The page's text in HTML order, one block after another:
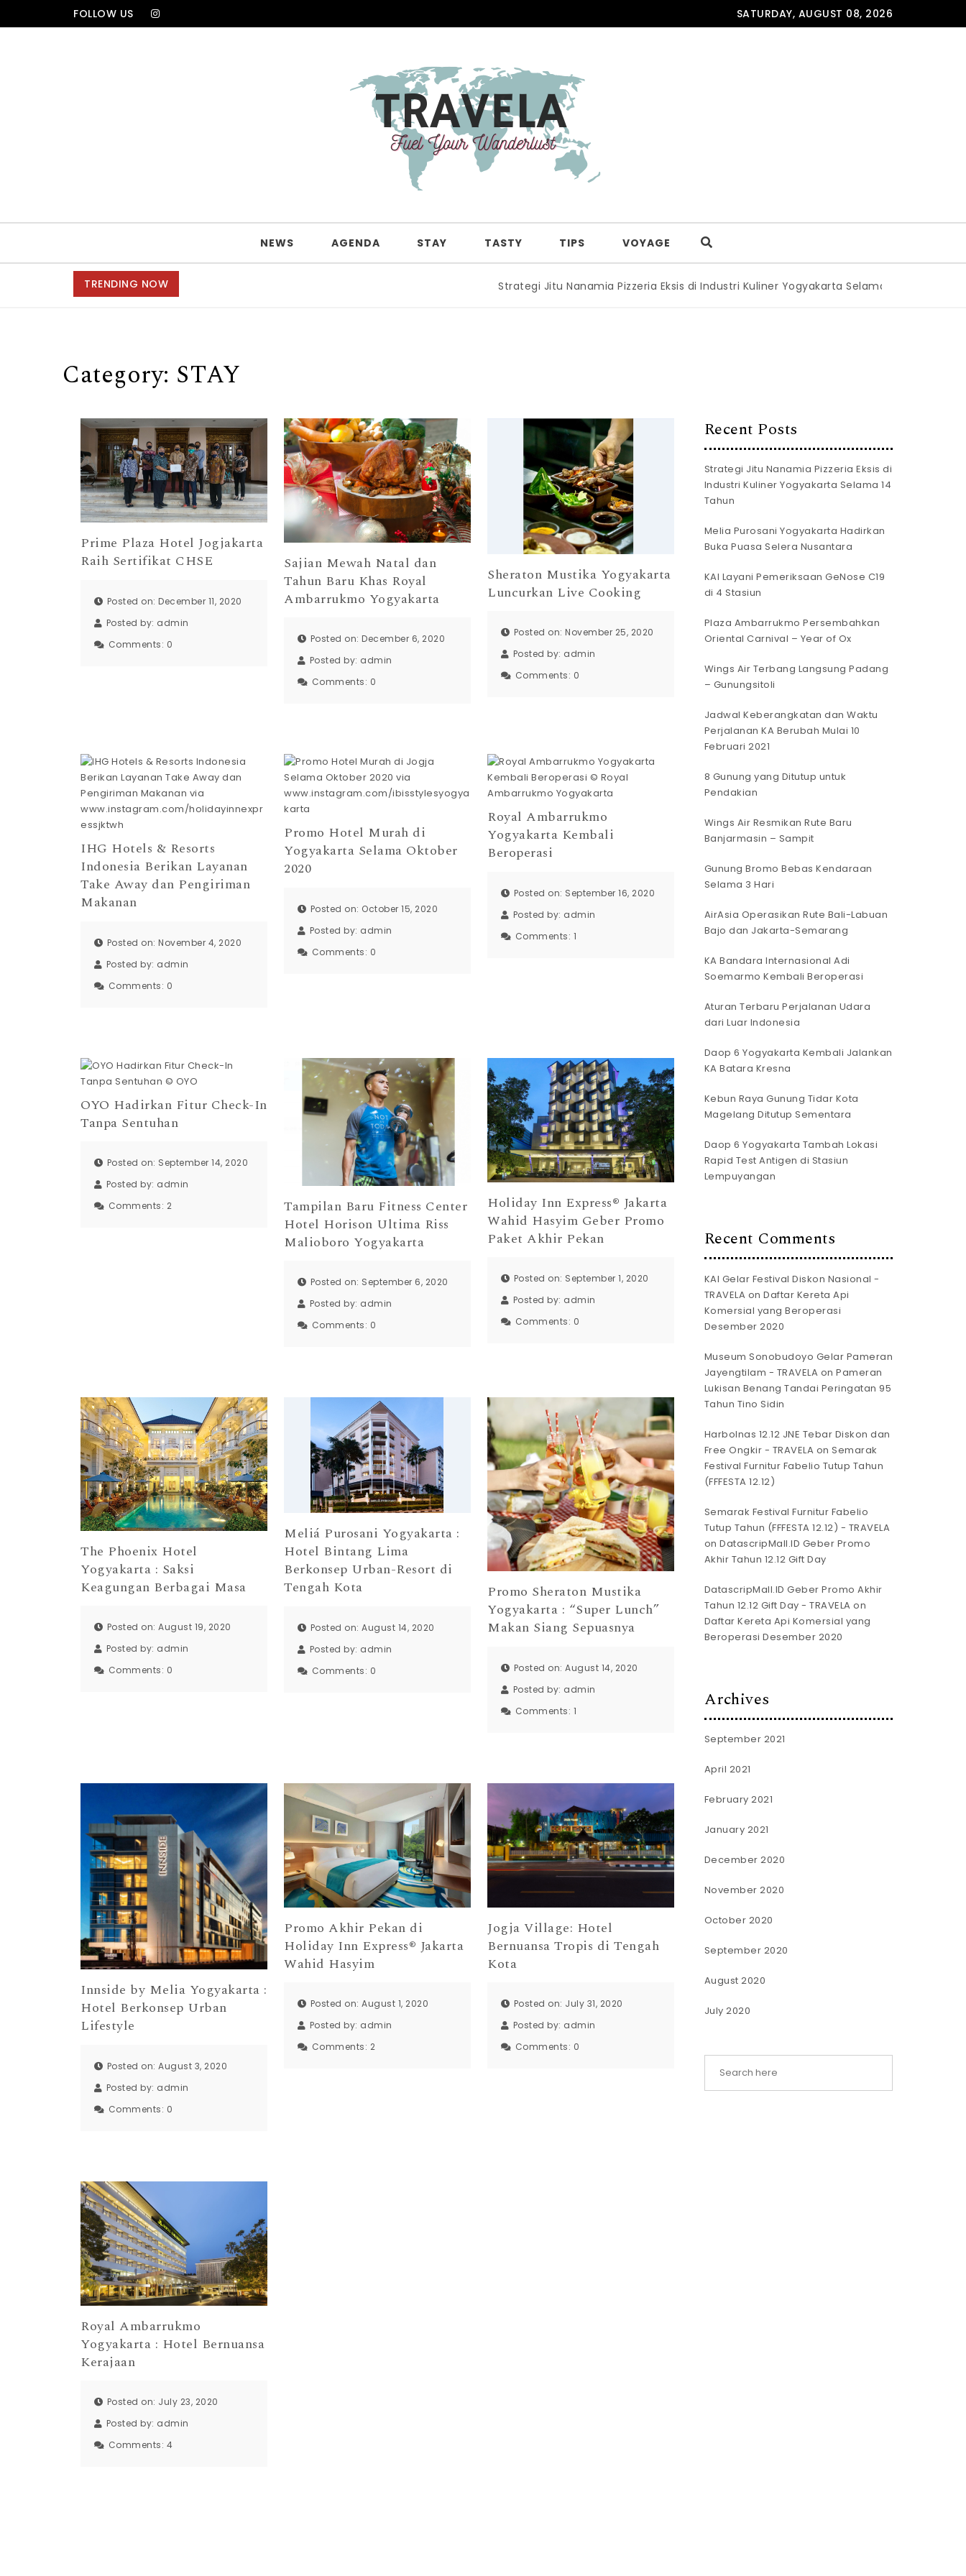
Skip to contentFOLLOW US SATURDAY, AUGUST 08, 2026
NEWS AGENDA STAY TASTY TIPS VOYAGE
TRENDING NOW Strategi Jitu Nanamia Pizzeria Eksis di Industri Kuliner Yogyakarta Selama 14 Tahun
Category: STAY
Prime Plaza Hotel Jogjakarta
Raih Sertifikat CHSE
Posted on: December 11, 2020
Posted by: admin
Comments: 0
Sajian Mewah Natal dan
Tahun Baru Khas Royal
Ambarrukmo Yogyakarta
Posted on: December 6, 2020
Posted by: admin
Comments: 0
Sheraton Mustika Yogyakarta
Luncurkan Live Cooking
Posted on: November 25, 2020
Posted by: admin
Comments: 0
IHG Hotels & Resorts
Indonesia Berikan Layanan
Take Away dan Pengiriman
Makanan
Posted on: November 4, 2020
Posted by: admin
Comments: 0
Promo Hotel Murah di
Yogyakarta Selama Oktober
2020
Posted on: October 15, 2020
Posted by: admin
Comments: 0
Royal Ambarrukmo
Yogyakarta Kembali
Beroperasi
Posted on: September 16, 2020
Posted by: admin
Comments: 1
OYO Hadirkan Fitur Check-In
Tanpa Sentuhan
Posted on: September 14, 2020
Posted by: admin
Comments: 2
Tampilan Baru Fitness Center
Hotel Horison Ultima Riss
Malioboro Yogyakarta
Posted on: September 6, 2020
Posted by: admin
Comments: 0
Holiday Inn Express® Jakarta
Wahid Hasyim Geber Promo
Paket Akhir Pekan
Posted on: September 1, 2020
Posted by: admin
Comments: 0
The Phoenix Hotel
Yogyakarta : Saksi
Keagungan Berbagai Masa
Posted on: August 19, 2020
Posted by: admin
Comments: 0
Meliá Purosani Yogyakarta :
Hotel Bintang Lima
Berkonsep Urban-Resort di
Tengah Kota
Posted on: August 14, 2020
Posted by: admin
Comments: 0
Promo Sheraton Mustika
Yogyakarta : “Super Lunch”
Makan Siang Sepuasnya
Posted on: August 14, 2020
Posted by: admin
Comments: 1
Innside by Melia Yogyakarta :
Hotel Berkonsep Urban
Lifestyle
Posted on: August 3, 2020
Posted by: admin
Comments: 0
Promo Akhir Pekan di
Holiday Inn Express® Jakarta
Wahid Hasyim
Posted on: August 1, 2020
Posted by: admin
Comments: 2
Jogja Village: Hotel
Bernuansa Tropis di Tengah
Kota
Posted on: July 31, 2020
Posted by: admin
Comments: 0
Royal Ambarrukmo
Yogyakarta : Hotel Bernuansa
Kerajaan
Posted on: July 23, 2020
Posted by: admin
Comments: 4
Recent Posts
Strategi Jitu Nanamia Pizzeria Eksis di
Industri Kuliner Yogyakarta Selama 14
Tahun
Melia Purosani Yogyakarta Hadirkan
Buka Puasa Selera Nusantara
KAI Layani Pemeriksaan GeNose C19
di 4 Stasiun
Plaza Ambarrukmo Persembahkan
Oriental Carnival – Year of Ox
Wings Air Terbang Langsung Padang
– Gunungsitoli
Jadwal Keberangkatan dan Waktu
Perjalanan KA Berubah Mulai 10
Februari 2021
8 Gunung yang Ditutup untuk
Pendakian
Wings Air Resmikan Rute Baru
Banjarmasin – Sampit
Gunung Bromo Bebas Kendaraan
Selama 3 Hari
AirAsia Operasikan Rute Bali-Labuan
Bajo dan Jakarta-Semarang
KA Bandara Internasional Adi
Soemarmo Kembali Beroperasi
Aturan Terbaru Perjalanan Udara
dari Luar Indonesia
Daop 6 Yogyakarta Kembali Jalankan
KA Batara Kresna
Kebun Raya Gunung Tidar Kota
Magelang Ditutup Sementara
Daop 6 Yogyakarta Tambah Lokasi
Rapid Test Antigen di Stasiun
Lempuyangan
Recent Comments
KAI Gelar Festival Diskon Nasional -
TRAVELA on Daftar Kereta Api
Komersial yang Beroperasi
Desember 2020
Museum Sonobudoyo Gelar Pameran
Jayengtilam - TRAVELA on Pameran
Lukisan Benang Tandai Peringatan 95
Tahun Tino Sidin
Harbolnas 12.12 JNE Tebar Diskon dan
Free Ongkir - TRAVELA on Semarak
Festival Furnitur Fabelio Tutup Tahun
(FFFESTA 12.12)
Semarak Festival Furnitur Fabelio
Tutup Tahun (FFFESTA 12.12) - TRAVELA
on DatascripMall.ID Geber Promo
Akhir Tahun 12.12 Gift Day
DatascripMall.ID Geber Promo Akhir
Tahun 12.12 Gift Day - TRAVELA on
Daftar Kereta Api Komersial yang
Beroperasi Desember 2020
Archives
September 2021
April 2021
February 2021
January 2021
December 2020
November 2020
October 2020
September 2020
August 2020
July 2020